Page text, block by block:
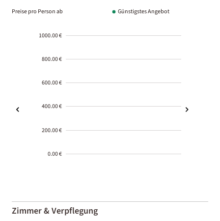
Preise pro Person ab Günstigstes Angebot
1000.00 €
800.00 €
600.00 €
400.00 €
200.00 €
0.00 €
01-02
Zimmer & Verpflegung